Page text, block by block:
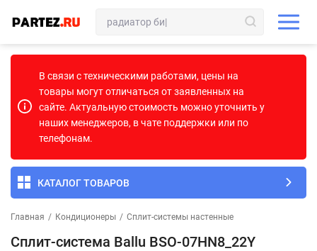
В связи с техническими работами, цены на
товары могут отличаться от заявленных на
сайте. Актуальную стоимость можно уточнить у
наших менеджеров, в чате поддержки или по
телефонам.
КАТАЛОГ ТОВАРОВ
Главная / Кондиционеры / Сплит-системы настенные
Сплит-система Ballu BSO-07HN8_22Y